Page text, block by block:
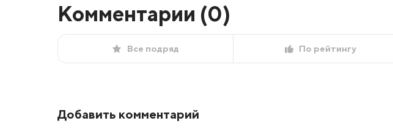
Комментарии (0)
Все подряд По рейтингу
Добавить комментарий